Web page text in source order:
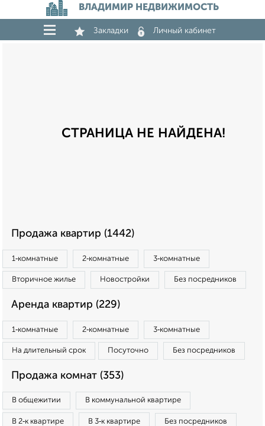
ВЛАДИМИР НЕДВИЖИМОСТЬ
Закладки Личный кабинет
СТРАНИЦА НЕ НАЙДЕНА!
Продажа квартир (1442)
1‑комнатные 2‑комнатные 3‑комнатные
Вторичное жилье Новостройки Без посредников
Аренда квартир (229)
1‑комнатные 2‑комнатные 3‑комнатные
На длительный срок Посуточно Без посредников
Продажа комнат (353)
В общежитии В коммунальной квартире
В 2‑к квартире В 3‑к квартире Без посредников